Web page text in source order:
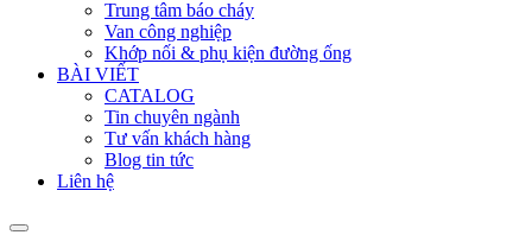
Trung tâm báo cháy
Van công nghiệp
Khớp nối & phụ kiện đường ống
BÀI VIẾT
CATALOG
Tin chuyên ngành
Tư vấn khách hàng
Blog tin tức
Liên hệ